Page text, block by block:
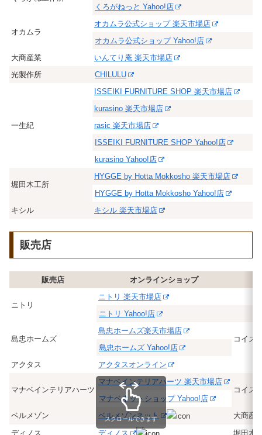
くろがねっと Yahoo!店
オカムラ
オカムラ公式ショップ 楽天市場店
オカムラ公式ショップ Yahoo!店
大商産業
いんてり庵 楽天市場店
光製作所
CHILULU
一生紀
ISSEIKI FURNITURE SHOP 楽天市場店
kurasino 楽天市場店
rasic 楽天市場店
ISSEIKI FURNITURE SHOP Yahoo!店
kurasino Yahoo!店
堀田木工所
HYGGE by Hotta Mokkosho 楽天市場店
HYGGE by Hotta Mokkosho Yahoo!店
キシル
キシル 楽天市場店
販売店
販売店 オンラインショップ
ニトリ
ニトリ 楽天市場店
ニトリ Yahoo!店
島忠ホームズ
島忠ホームズ楽天市場店
コイズ
島忠ホームズ Yahoo!店
アクタス
アクタスオンライン
マナベインテリアハーツ
マナベインテリアハーツ 楽天市場店
コイズ
マナベネットショップ Yahoo!店
ベルメゾン
ベルメゾンネット
大商産
ディノス
ディノス 堀田木
スクロールできます